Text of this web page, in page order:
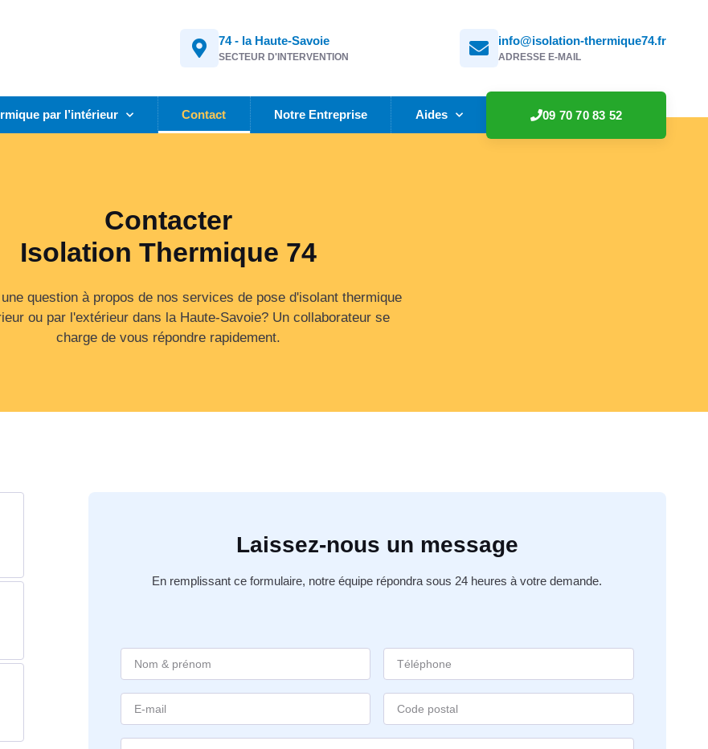
74 - la Haute-Savoie
SECTEUR D'INTERVENTION
info@isolation-thermique74.fr
ADRESSE E-MAIL
par l’intérieur Contact Notre Entreprise Aides 09 70 70 83 52
Contacter
Isolation Thermique 74
question à propos de nos services de pose d'isolant thermique
ou par l'extérieur dans la Haute-Savoie? Un collaborateur se
charge de vous répondre rapidement.
Laissez-nous un message
En remplissant ce formulaire, notre équipe répondra sous 24 heures à votre demande.